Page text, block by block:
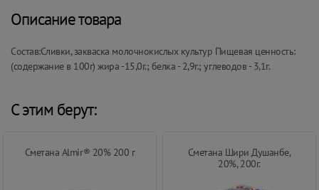
Описание товара
Состав:Сливки, закваска молочнокислых культур Пищевая ценность:
(содержание в 100г) жира -15,0г.; белка - 2,9г.; углеводов - 3,1г.
С этим берут:
Сметана Almir® 20% 200 г
Сметана Шири Душанбе,
20%, 200г.